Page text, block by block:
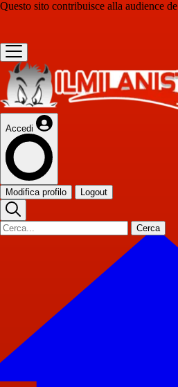
Questo sito contribuisce alla audience de
Accedi
Modifica profilo Logout
Cerca